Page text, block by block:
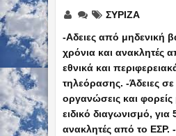
ΣΥΡΙΖΑ
-Αδειες από μηδενική
χρόνια και ανακλητές
εθνικά και
τηλεόρασης. -Άδειες σε
οργανώσεις και
ειδικό διαγωνισμό, για
ανακλητές από το ΕΣΡ. -